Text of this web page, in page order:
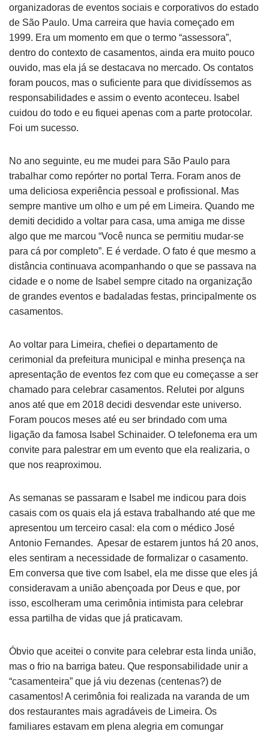
organizadoras de eventos sociais e corporativos do estado
de São Paulo. Uma carreira que havia começado em
1999. Era um momento em que o termo “assessora”,
dentro do contexto de casamentos, ainda era muito pouco
ouvido, mas ela já se destacava no mercado. Os contatos
foram poucos, mas o suficiente para que dividíssemos as
responsabilidades e assim o evento aconteceu. Isabel
cuidou do todo e eu fiquei apenas com a parte protocolar.
Foi um sucesso.
No ano seguinte, eu me mudei para São Paulo para
trabalhar como repórter no portal Terra. Foram anos de
uma deliciosa experiência pessoal e profissional. Mas
sempre mantive um olho e um pé em Limeira. Quando me
demiti decidido a voltar para casa, uma amiga me disse
algo que me marcou “Você nunca se permitiu mudar-se
para cá por completo”. E é verdade. O fato é que mesmo a
distância continuava acompanhando o que se passava na
cidade e o nome de Isabel sempre citado na organização
de grandes eventos e badaladas festas, principalmente os
casamentos.
Ao voltar para Limeira, chefiei o departamento de
cerimonial da prefeitura municipal e minha presença na
apresentação de eventos fez com que eu começasse a ser
chamado para celebrar casamentos. Relutei por alguns
anos até que em 2018 decidi desvendar este universo.
Foram poucos meses até eu ser brindado com uma
ligação da famosa Isabel Schinaider. O telefonema era um
convite para palestrar em um evento que ela realizaria, o
que nos reaproximou.
As semanas se passaram e Isabel me indicou para dois
casais com os quais ela já estava trabalhando até que me
apresentou um terceiro casal: ela com o médico José
Antonio Fernandes. Apesar de estarem juntos há 20 anos,
eles sentiram a necessidade de formalizar o casamento.
Em conversa que tive com Isabel, ela me disse que eles já
consideravam a união abençoada por Deus e que, por
isso, escolheram uma cerimônia intimista para celebrar
essa partilha de vidas que já praticavam.
Óbvio que aceitei o convite para celebrar esta linda união,
mas o frio na barriga bateu. Que responsabilidade unir a
“casamenteira” que já viu dezenas (centenas?) de
casamentos! A cerimônia foi realizada na varanda de um
dos restaurantes mais agradáveis de Limeira. Os
familiares estavam em plena alegria em comungar